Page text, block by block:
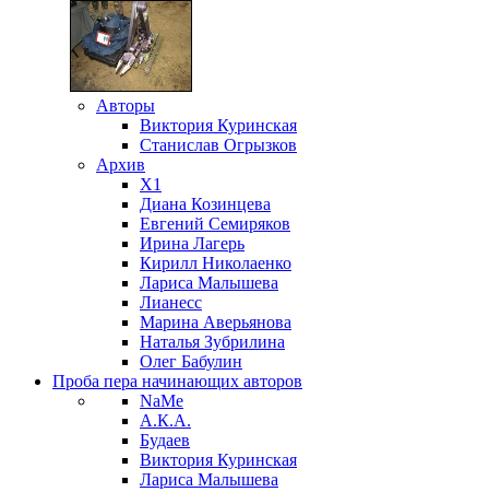
Авторы
Виктория Куринская
Станислав Огрызков
Архив
X1
Диана Козинцева
Евгений Семиряков
Ирина Лагерь
Кирилл Николаенко
Лариса Малышева
Лианесс
Марина Аверьянова
Наталья Зубрилина
Олег Бабулин
Проба пера начинающих авторов
NaMe
А.К.А.
Будаев
Виктория Куринская
Лариса Малышева